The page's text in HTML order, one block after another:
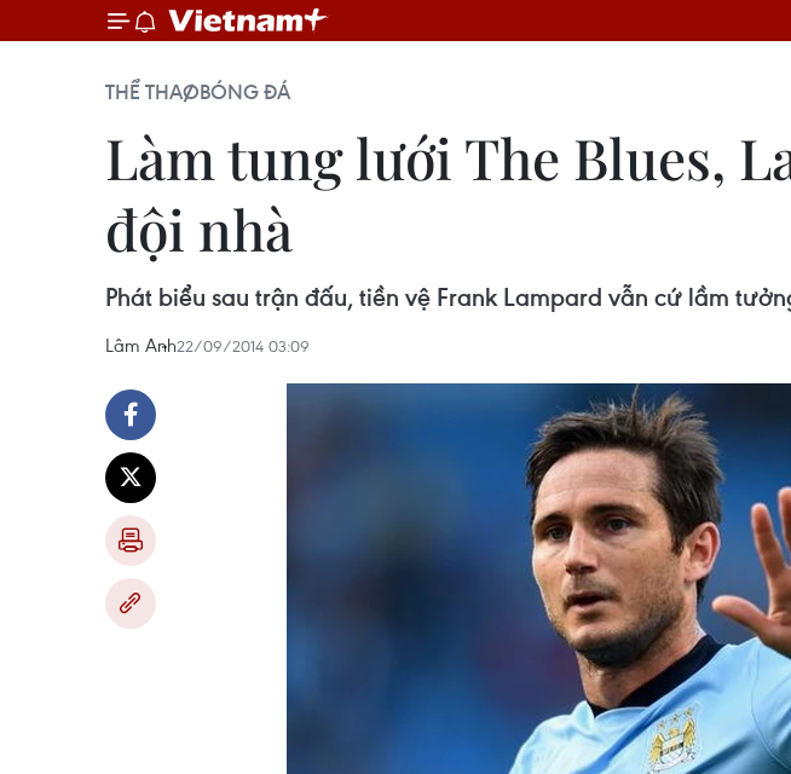
THỂ THAOBÓNG ĐÁ
Làm tung lưới The Blues,
đội nhà
Phát biểu sau trận đấu, tiền vệ Frank Lampard vẫn cứ lầm
Lâm Anh22/09/2014 03:09